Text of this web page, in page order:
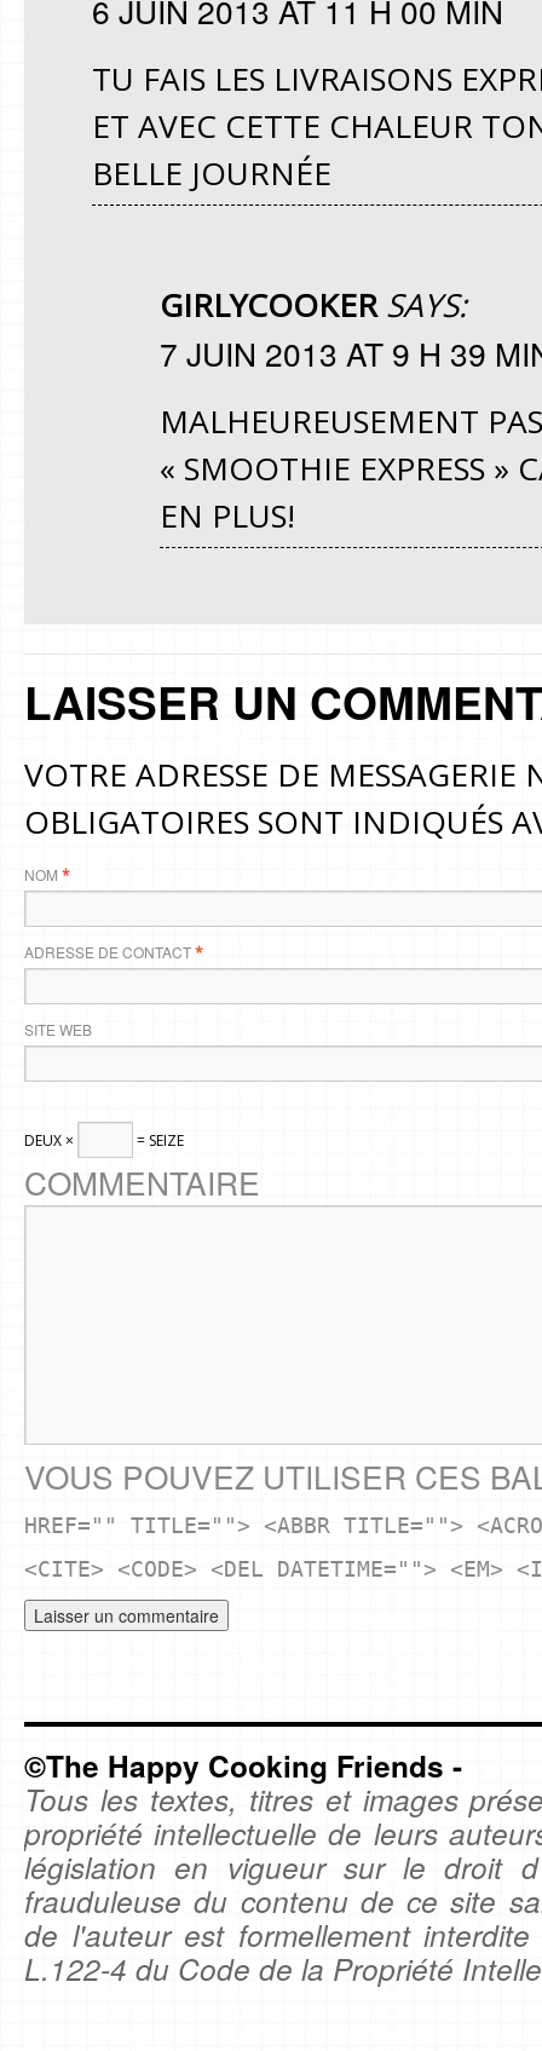
6 JUIN 2013 AT 11 H 00 MIN
TU FAIS LES LIVRAISONS
ET AVEC CETTE CHALEUR
BELLE JOURNÉE
GIRLYCOOKER SAYS:
7 JUIN 2013 AT 9 H 39
MALHEUREUSEMENT
« SMOOTHIE EXPRESS »
EN PLUS!
LAISSER UN
VOTRE ADRESSE DE MESSAGERIE
OBLIGATOIRES SONT INDIQUÉS
NOM *
ADRESSE DE CONTACT*
SITE WEB
DEUX × = SEIZE
COMMENTAIRE
VOUS POUVEZ UTILISER CES
HREF="" TITLE=""> <ABBR TITLE="">
<CITE> <CODE> <DEL DATETIME=""> <EM>
©The Happy Cooking Friends -
Tous les textes, titres et images
propriété intellectuelle de leurs
législation en vigueur sur le droit
frauduleuse du contenu de ce site
de l'auteur est formellement
L.122-4 du Code de la Propriété